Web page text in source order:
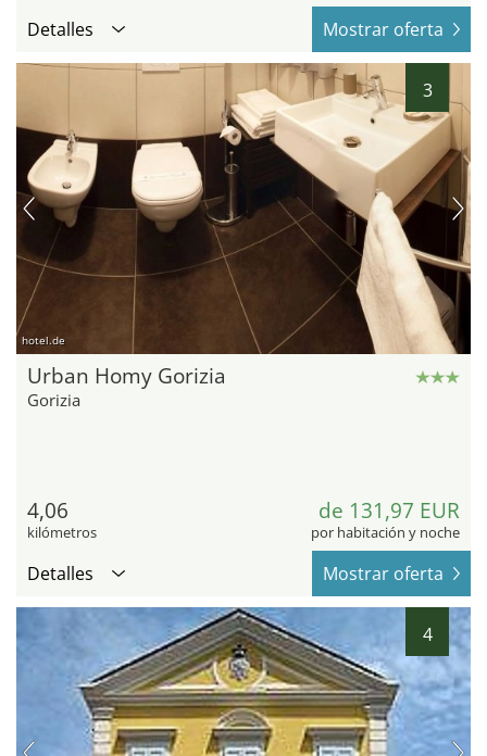
Detalles Mostrar oferta
3
hotel.de
Urban Homy Gorizia
Gorizia
4,06
kilómetros
de 131,97 EUR
por habitación y noche
Detalles Mostrar oferta
4